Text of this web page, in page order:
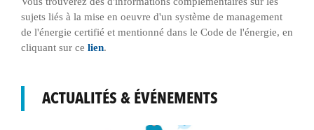
sujets liés à la mise en oeuvre d'un système de management
de l'énergie certifié et mentionné dans le Code de l'énergie, en
cliquant sur ce lien.
ACTUALITÉS & ÉVÉNEMENTS